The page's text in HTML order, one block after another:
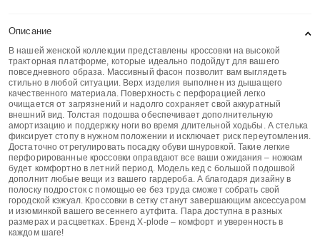
Описание
В нашей женской коллекции представлены кроссовки на высокой
тракторная платформе, которые идеально подойдут для вашего
повседневного образа. Массивный фасон позволит вам выглядеть
стильно в любой ситуации. Верх изделия выполнен из дышащего
качественного материала. Поверхность с перфорацией легко
очищается от загрязнений и надолго сохраняет свой аккуратный
внешний вид. Толстая подошва обеспечивает дополнительную
амортизацию и поддержку ноги во время длительной ходьбы. А стелька
фиксирует стопу в нужном положении и исключает риск переутомления.
Достаточно отрегулировать посадку обуви шнуровкой. Такие легкие
перфорированные кроссовки оправдают все ваши ожидания – ножкам
будет комфортно в летний период. Модель кед с большой подошвой
дополнит любые вещи из вашего гардероба. А благодаря дизайну в
полоску подросток с помощью ее без труда сможет собрать свой
городской кэжуал. Кроссовки в сетку станут завершающим аксессуаром
и изюминкой вашего весеннего аутфита. Пара доступна в разных
размерах и расцветках. Бренд X-plode – комфорт и уверенность в
каждом шаге!